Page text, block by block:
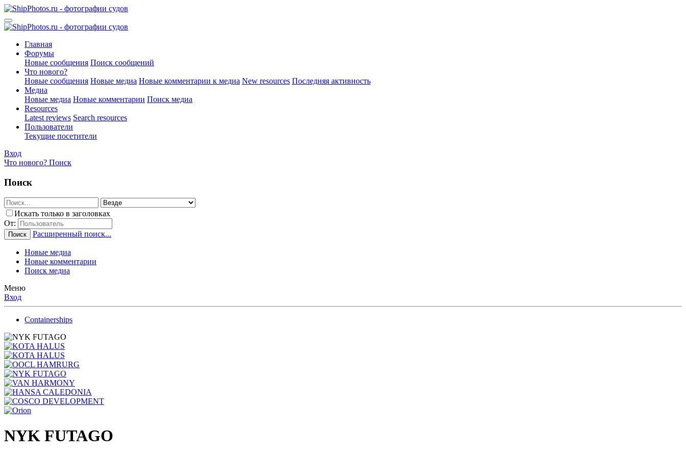
Главная
Форумы
Новые сообщения Поиск сообщений
Что нового?
Новые сообщения Новые медиа Новые комментарии к медиа New resources Последняя активность
Медиа
Новые медиа Новые комментарии Поиск медиа
Resources
Latest reviews Search resources
Пользователи
Текущие посетители
Вход
Что нового? Поиск
Поиск
Искать только в заголовках
От:
Поиск Расширенный поиск...
Новые медиа
Новые комментарии
Поиск медиа
Меню
Вход
Containerships
NYK FUTAGO